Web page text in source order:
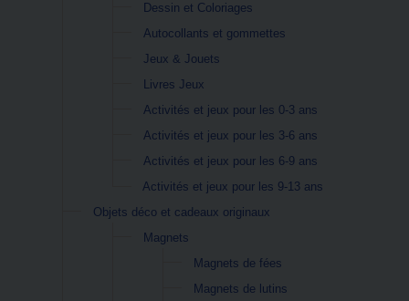
Dessin et Coloriages
Autocollants et gommettes
Jeux & Jouets
Livres Jeux
Activités et jeux pour les 0-3 ans
Activités et jeux pour les 3-6 ans
Activités et jeux pour les 6-9 ans
Activités et jeux pour les 9-13 ans
Objets déco et cadeaux originaux
Magnets
Magnets de fées
Magnets de lutins